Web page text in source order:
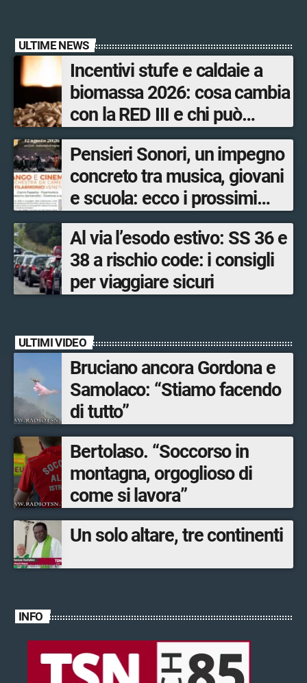
ULTIME NEWS
Incentivi stufe e caldaie a
biomassa 2026: cosa cambia
con la RED III e chi può
ottenere i bonus
Pensieri Sonori, un impegno
concreto tra musica, giovani
e scuola: ecco i prossimi
appuntamenti in Valtellina
Al via l’esodo estivo: SS 36 e
38 a rischio code: i consigli
per viaggiare sicuri
ULTIMI VIDEO
Bruciano ancora Gordona e
Samolaco: “Stiamo facendo
di tutto”
Bertolaso. “Soccorso in
montagna, orgoglioso di
come si lavora”
Un solo altare, tre continenti
INFO